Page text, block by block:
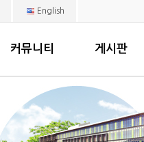
English
커뮤니티 게시판